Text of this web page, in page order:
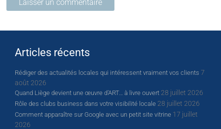
Articles récents
Rédiger des actualités locales qui intéressent vraiment vos clients 7
août 2026
Quand Liège devient une œuvre d’ART… à livre ouvert 28 juillet 2026
Rôle des clubs business dans votre visibilité locale 28 juillet 2026
Comment apparaître sur Google avec un petit site vitrine 17 juillet
2026